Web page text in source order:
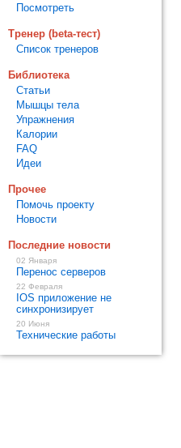
Посмотреть
Тренер (beta-тест)
Список тренеров
Библиотека
Статьи
Мышцы тела
Упражнения
Калории
FAQ
Идеи
Прочее
Помочь проекту
Новости
Последние новости
02 Января
Перенос серверов
22 Февраля
IOS приложение не
синхронизирует
20 Июня
Технические работы